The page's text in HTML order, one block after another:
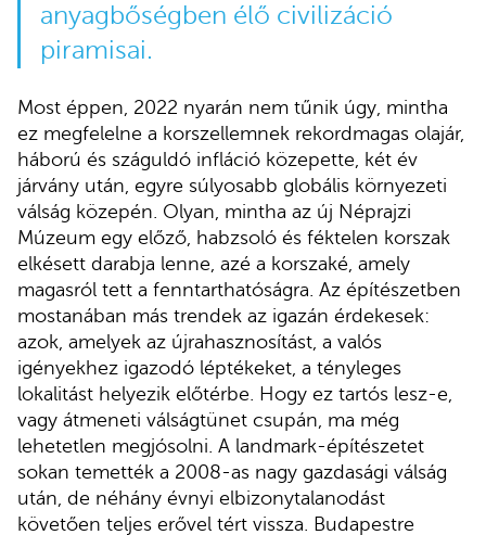
anyagbőségben élő civilizáció
piramisai.
Most éppen, 2022 nyarán nem tűnik úgy, mintha
ez megfelelne a korszellemnek rekordmagas olajár,
háború és száguldó infláció közepette, két év
járvány után, egyre súlyosabb globális környezeti
válság közepén. Olyan, mintha az új Néprajzi
Múzeum egy előző, habzsoló és féktelen korszak
elkésett darabja lenne, azé a korszaké, amely
magasról tett a fenntarthatóságra. Az építészetben
mostanában más trendek az igazán érdekesek:
azok, amelyek az újrahasznosítást, a valós
igényekhez igazodó léptékeket, a tényleges
lokalitást helyezik előtérbe. Hogy ez tartós lesz-e,
vagy átmeneti válságtünet csupán, ma még
lehetetlen megjósolni. A landmark-építészetet
sokan temették a 2008-as nagy gazdasági válság
után, de néhány évnyi elbizonytalanodást
követően teljes erővel tért vissza. Budapestre